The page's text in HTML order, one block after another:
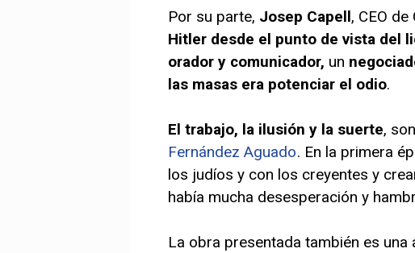
Por su parte, Josep Capell, CEO
Hitler desde el punto de vista del
orador y comunicador, un
las masas era potenciar el odio.
El trabajo, la ilusión y la suerte,
Fernández Aguado. En la primera
los judíos y con los creyentes y
había mucha desesperación y
La obra presentada también es una